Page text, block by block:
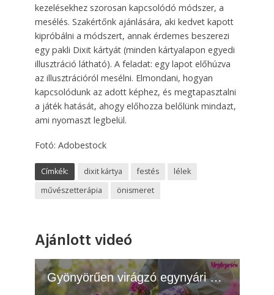
kezelésekhez szorosan kapcsolódó módszer, a
mesélés. Szakértőnk ajánlására, aki kedvet kapott
kipróbálni a módszert, annak érdemes beszerezi
egy pakli Dixit kártyát (minden kártyalapon egyedi
illusztráció látható). A feladat: egy lapot előhúzva
az illusztrációról mesélni. Elmondani, hogyan
kapcsolódunk az adott képhez, és megtapasztalni
a játék hatását, ahogy előhozza belőlünk mindazt,
ami nyomaszt legbelül.
Fotó: Adobestock
Címkék: dixit kártya festés
lélek
művészetterápia
önismeret
Ajánlott videó
Gyönyörűen virágzó egynyári növény, ami cserépben is bírja az extrém hőséget